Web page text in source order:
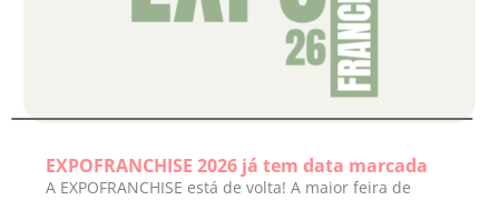
EXPOFRANCHISE 2026 já tem data marcada
A EXPOFRANCHISE está de volta! A maior feira de